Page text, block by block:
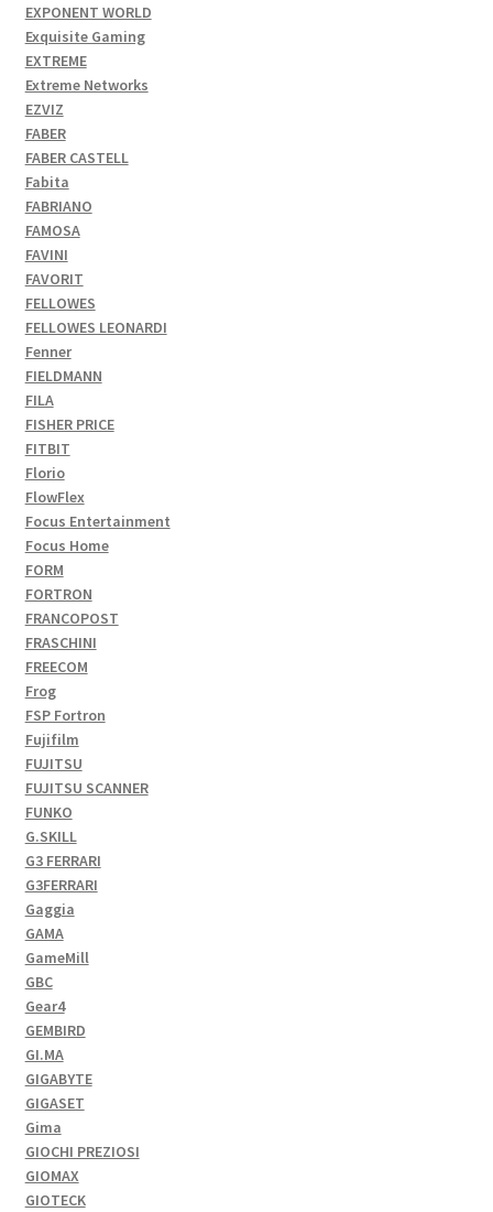
EXPONENT WORLD
Exquisite Gaming
EXTREME
Extreme Networks
EZVIZ
FABER
FABER CASTELL
Fabita
FABRIANO
FAMOSA
FAVINI
FAVORIT
FELLOWES
FELLOWES LEONARDI
Fenner
FIELDMANN
FILA
FISHER PRICE
FITBIT
Florio
FlowFlex
Focus Entertainment
Focus Home
FORM
FORTRON
FRANCOPOST
FRASCHINI
FREECOM
Frog
FSP Fortron
Fujifilm
FUJITSU
FUJITSU SCANNER
FUNKO
G.SKILL
G3 FERRARI
G3FERRARI
Gaggia
GAMA
GameMill
GBC
Gear4
GEMBIRD
GI.MA
GIGABYTE
GIGASET
Gima
GIOCHI PREZIOSI
GIOMAX
GIOTECK